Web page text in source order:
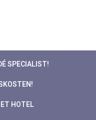
SPECIALIST!
HOTEL